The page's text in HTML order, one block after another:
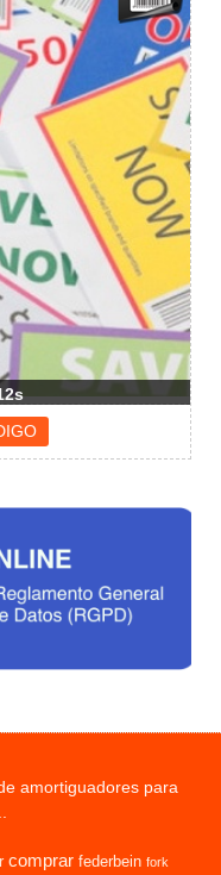
amortiguadores para
comprar federbein fork